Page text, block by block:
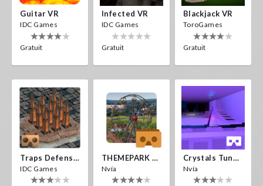
Guitar VR
IDC Games
Gratuit
Infected VR
IDC Games
Gratuit
Blackjack VR
ToroGames
Gratuit
Traps Defense VR
IDC Games
THEMEPARK VR
Nvía
Crystals Tunnel VR
Nvía